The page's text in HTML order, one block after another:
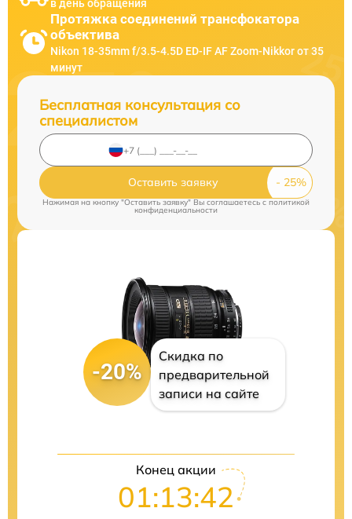
в день обращения
Протяжка соединений трансфокатора
объектива
Nikon 18-35mm f/3.5-4.5D ED-IF AF Zoom-Nikkor от 35
минут
Бесплатная консультация со
специалистом
Оставить заявку
Нажимая на кнопку "Оставить заявку" Вы соглашаетесь cполитикой
конфиденциальности
-20%
Скидка по
предварительной
записи на сайте
Конец акции
01:13:41